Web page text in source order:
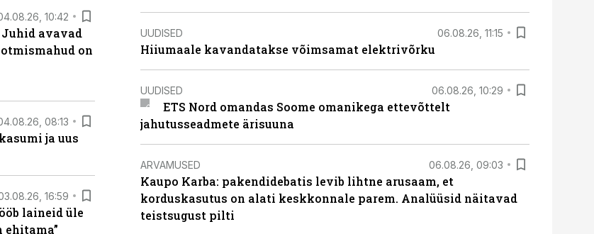
10:42
avavad
on
08:13
ja uus
16:59
laineid üle
ehitama”
UUDISED 06.08.26, 11:15
Hiiumaale kavandatakse võimsamat elektrivõrku
UUDISED 06.08.26, 10:29
ETS Nord omandas Soome omanikega ettevõttelt
jahutusseadmete ärisuuna
ARVAMUSED 06.08.26, 09:03
Kaupo Karba: pakendidebatis levib lihtne arusaam, et
korduskasutus on alati keskkonnale parem. Analüüsid näitavad
teistsugust pilti